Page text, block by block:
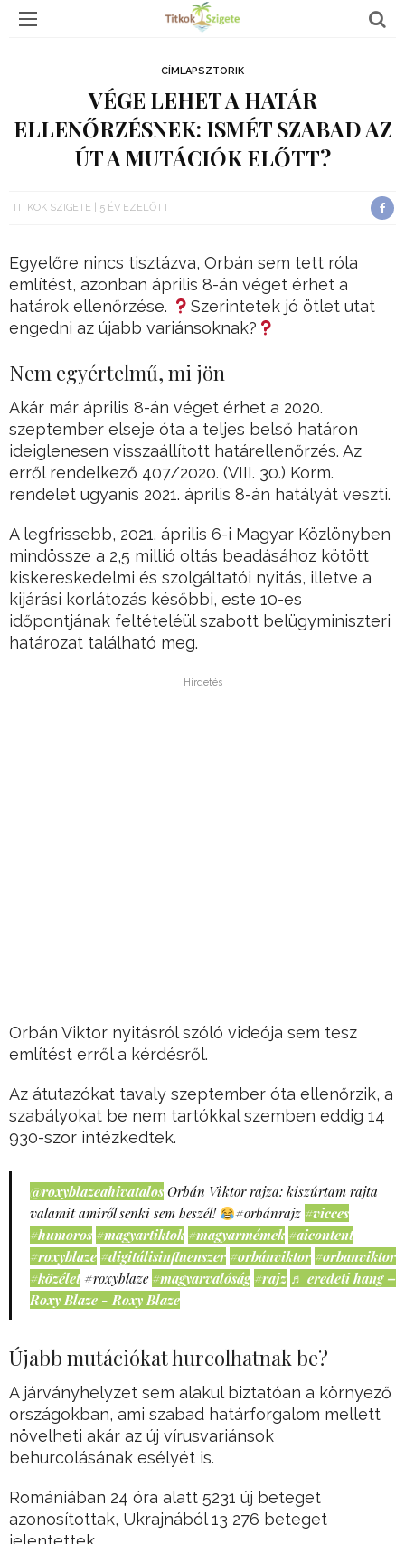
CÍMLAPSZTORIK
VÉGE LEHET A HATÁR
ELLENŐRZÉSNEK: ISMÉT SZABAD AZ
ÚT A MUTÁCIÓK ELŐTT?
TITKOK SZIGETE 5 ÉV EZELŐTT
Egyelőre nincs tisztázva, Orbán sem tett róla
említést, azonban április 8-án véget érhet a
határok ellenőrzése.
Szerintetek jó ötlet utat
engedni az újabb variánsoknak?
Nem egyértelmű, mi jön
Akár már április 8-án véget érhet a 2020.
szeptember elseje óta a teljes belső határon
ideiglenesen visszaállított határellenőrzés. Az
erről rendelkező 407/2020. (VIII. 30.) Korm.
rendelet ugyanis 2021. április 8-án hatályát veszti.
A legfrissebb, 2021. április 6-i Magyar Közlönyben
mindössze a 2,5 millió oltás beadásához kötött
kiskereskedelmi és szolgáltatói nyitás, illetve a
kijárási korlátozás későbbi, este 10-es
időpontjának feltételéül szabott belügyminiszteri
határozat található meg.
Hirdetés
Orbán Viktor nyitásról szóló videója sem tesz
említést erről a kérdésről.
Az átutazókat tavaly szeptember óta ellenőrzik, a
szabályokat be nem tartókkal szemben eddig 14
930-szor intézkedtek.
@roxyblazeahivatalos Orbán Viktor rajza: kiszúrtam rajta
valamit amiről senki sem beszél!
#orbánrajz #vicces
#humoros #magyartiktok #magyarmémek #aicontent
#roxyblaze #digitálisinfluenszer #orbánviktor #orbanviktor
#közélet #roxyblaze #magyarvalóság #rajz ♬ eredeti hang –
Roxy Blaze - Roxy Blaze
Újabb mutációkat hurcolhatnak be?
A járványhelyzet sem alakul biztatóan a környező
országokban, ami szabad határforgalom mellett
növelheti akár az új vírusvariánsok
behurcolásának esélyét is.
Romániában 24 óra alatt 5231 új beteget
azonosítottak, Ukrajnából 13 276 beteget